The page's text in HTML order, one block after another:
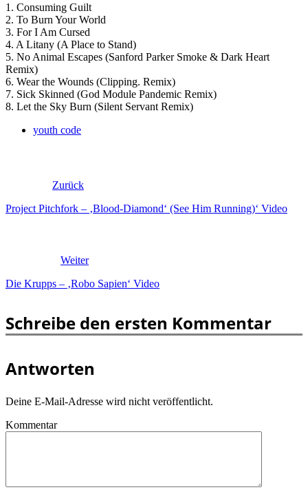
1. Consuming Guilt
2. To Burn Your World
3. For I Am Cursed
4. A Litany (A Place to Stand)
5. No Animal Escapes (Sanford Parker Smoke & Dark Heart
Remix)
6. Wear the Wounds (Clipping. Remix)
7. Sick Skinned (God Module Pandemic Remix)
8. Let the Sky Burn (Silent Servant Remix)
youth code
Zurück
Project Pitchfork – ‚Blood-Diamond‘ (See Him Running)‘ Video
Weiter
Die Krupps – ‚Robo Sapien‘ Video
Schreibe den ersten Kommentar
Antworten
Deine E-Mail-Adresse wird nicht veröffentlicht.
Kommentar